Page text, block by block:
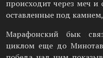
происходит через меч и
оставленные под
Марафонский бык
циклом еще до